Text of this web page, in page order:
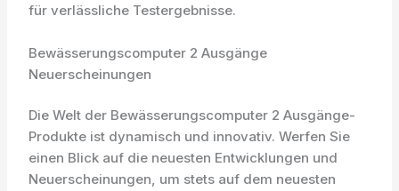
für verlässliche Testergebnisse.
Bewässerungscomputer 2 Ausgänge
Neuerscheinungen
Die Welt der Bewässerungscomputer 2 Ausgänge-
Produkte ist dynamisch und innovativ. Werfen Sie
einen Blick auf die neuesten Entwicklungen und
Neuerscheinungen, um stets auf dem neuesten